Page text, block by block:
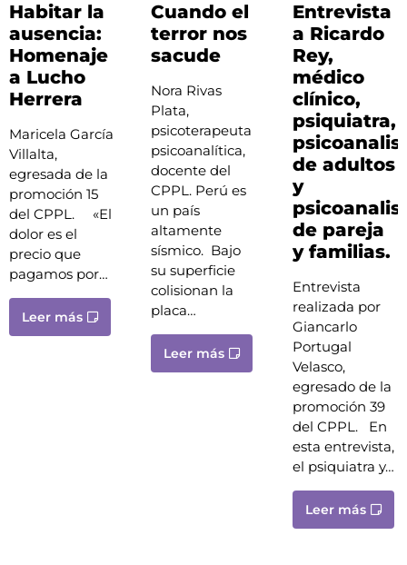
Habitar la
ausencia:
Homenaje
a Lucho
Herrera
Maricela García
Villalta,
egresada de la
promoción 15
del CPPL. «El
dolor es el
precio que
pagamos por…
Leer más
Cuando el
terror nos
sacude
Nora Rivas
Plata,
psicoterapeuta
psicoanalítica,
docente del
CPPL. Perú es
un país
altamente
sísmico. Bajo
su superficie
colisionan la
placa…
Leer más
Entrevista
a Ricardo
Rey,
médico
clínico,
psiquiatra,
de adultos
y
de pareja
y familias.
Entrevista
realizada por
Giancarlo
Portugal
Velasco,
egresado de la
promoción 39
del CPPL. En
esta entrevista,
el psiquiatra y…
Leer más